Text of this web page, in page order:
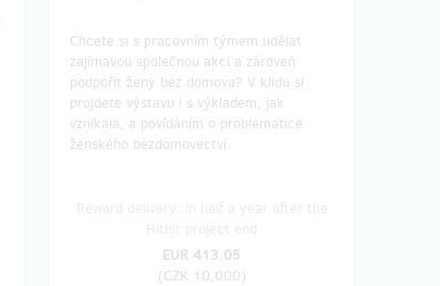
Chcete si s pracovním týmem udělat
zajímavou společnou akci a zároveň
podpořit ženy bez domova? V klidu si
projdete výstavu i s výkladem, jak
vznikala, a povídáním o problematice
ženského bezdomovectví.
EUR 413.05
(CZK 10,000)